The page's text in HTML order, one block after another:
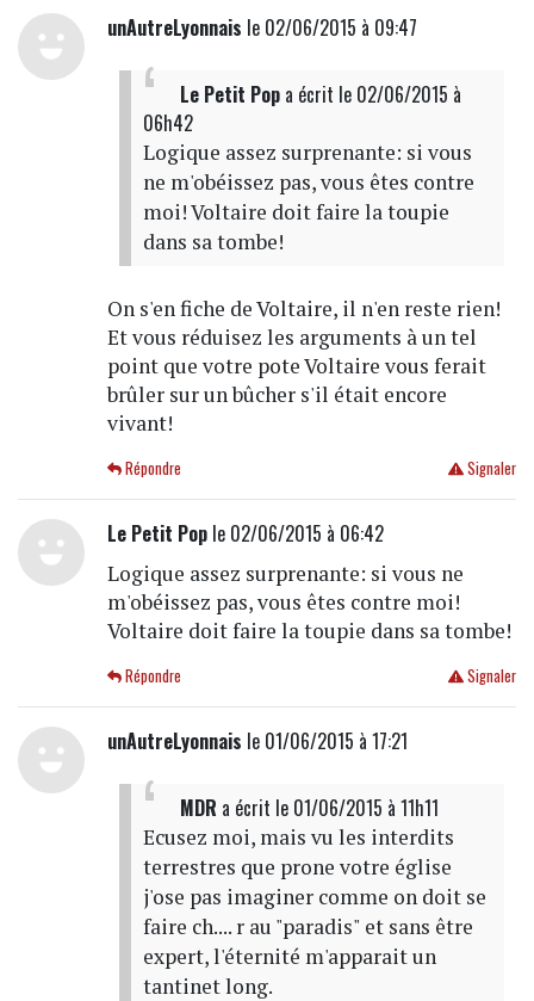
unAutreLyonnais le 02/06/2015 à 09:47
Le Petit Popa écrit le 02/06/2015 à
06h42
Logique assez surprenante: si vous
ne m'obéissez pas, vous êtes contre
moi! Voltaire doit faire la toupie
dans sa tombe!
On s'en fiche de Voltaire, il n'en reste rien!
Et vous réduisez les arguments à un tel
point que votre pote Voltaire vous ferait
brûler sur un bûcher s'il était encore
vivant!
Signaler
Répondre
Le Petit Pople 02/06/2015 à 06:42
Logique assez surprenante: si vous ne
m'obéissez pas, vous êtes contre moi!
Voltaire doit faire la toupie dans sa tombe!
Signaler
Répondre
unAutreLyonnais le 01/06/2015 à 17:21
MDR a écrit le 01/06/2015 à 11h11
Ecusez moi, mais vu les interdits
terrestres que prone votre église
j'ose pas imaginer comme on doit se
faire ch.... r au "paradis" et sans être
expert, l'éternité m'apparait un
tantinet long.